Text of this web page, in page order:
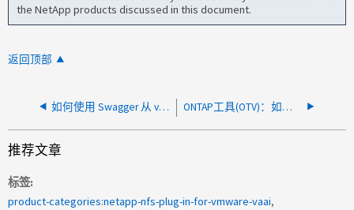
the NetApp products discussed in this document.
返回顶部
如何使用 Swagger 从 vCenter 中注销 OTV 10 ONTAP工具(OTV)：如何使用kingoprefs文件指定使用VSC配置和克隆进行挂载所使用的IP地址
推荐文章
标签
product-categories:netapp-nfs-plug-in-for-vmware-vaai